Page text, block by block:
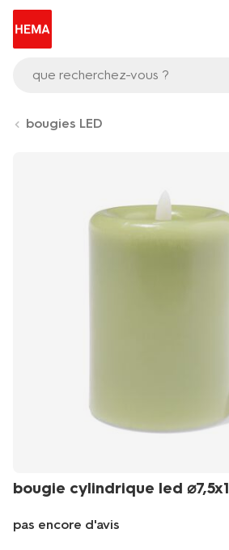
que recherchez-vous ?
bougies LED
bougie cylindrique led
pas encore d'avis